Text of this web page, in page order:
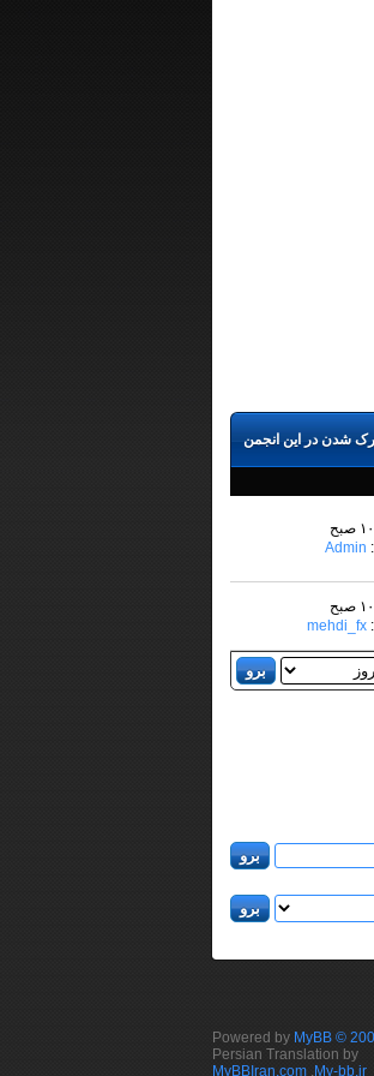
شدن در این انجمن
:
Admin
:
mehdi_fx
Powered by MyBB ©
Persian Translation by
MyBBIran.com ,My-bb.ir